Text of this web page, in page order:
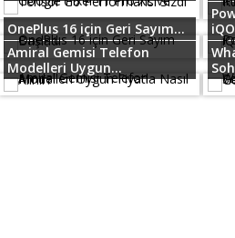
OnePlus 16 için Geri Sayım...
Amiral Gemisi Telefon
Modelleri Uygun...